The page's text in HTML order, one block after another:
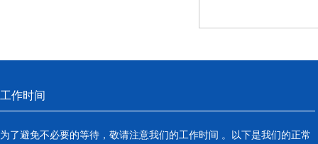
工作时间
为了避免不必要的等待，敬请注意我们的工作时间 。以下是我们的正常